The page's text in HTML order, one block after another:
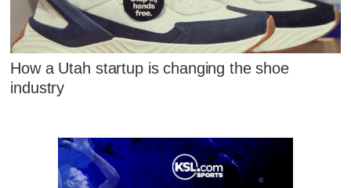
How a Utah startup is changing the shoe
industry